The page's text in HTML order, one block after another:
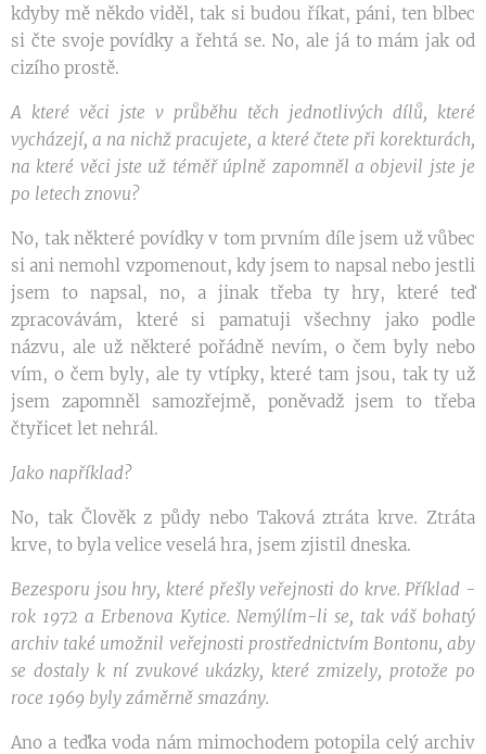
kdyby mě někdo viděl, tak si budou říkat, páni, ten blbec
si čte svoje povídky a řehtá se. No, ale já to mám jak od
cizího prostě.
A které věci jste v průběhu těch jednotlivých dílů, které
vycházejí, a na nichž pracujete, a které čtete při korekturách,
na které věci jste už téměř úplně zapomněl a objevil jste je
po letech znovu?
No, tak některé povídky v tom prvním díle jsem už vůbec
si ani nemohl vzpomenout, kdy jsem to napsal nebo jestli
jsem to napsal, no, a jinak třeba ty hry, které teď
zpracovávám, které si pamatuji všechny jako podle
názvu, ale už některé pořádně nevím, o čem byly nebo
vím, o čem byly, ale ty vtípky, které tam jsou, tak ty už
jsem zapomněl samozřejmě, poněvadž jsem to třeba
čtyřicet let nehrál.
Jako například?
No, tak Člověk z půdy nebo Taková ztráta krve. Ztráta
krve, to byla velice veselá hra, jsem zjistil dneska.
Bezesporu jsou hry, které přešly veřejnosti do krve. Příklad -
rok 1972 a Erbenova Kytice. Nemýlím-li se, tak váš bohatý
archiv také umožnil veřejnosti prostřednictvím Bontonu, aby
se dostaly k ní zvukové ukázky, které zmizely, protože po
roce 1969 byly záměrně smazány.
Ano a teďka voda nám mimochodem potopila celý archiv